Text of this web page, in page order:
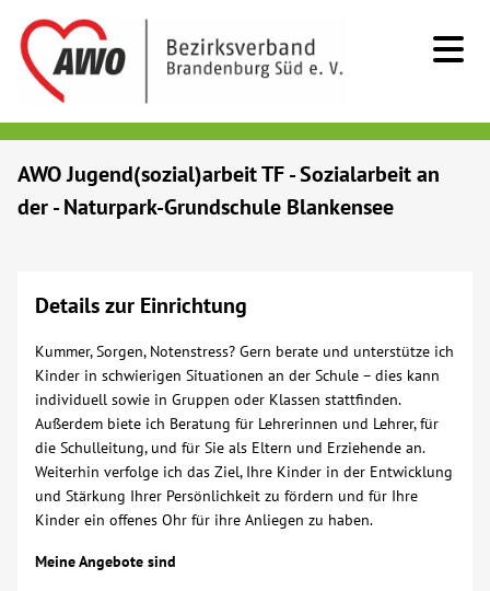
Senioren
Beratung & Hilfe
Begegnung
Bildung
Über uns
AWO Jugend(sozial)arbeit TF - Sozialarbeit an
der - Naturpark-Grundschule Blankensee
Details zur Einrichtung
Kummer, Sorgen, Notenstress? Gern berate und unterstütze ich
Kinder in schwierigen Situationen an der Schule – dies kann
individuell sowie in Gruppen oder Klassen stattfinden.
Außerdem biete ich Beratung für Lehrerinnen und Lehrer, für
die Schulleitung, und für Sie als Eltern und Erziehende an.
Weiterhin verfolge ich das Ziel, Ihre Kinder in der Entwicklung
und Stärkung Ihrer Persönlichkeit zu fördern und für Ihre
Kinder ein offenes Ohr für ihre Anliegen zu haben.
Meine Angebote sind